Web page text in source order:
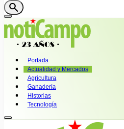
search
Portada
Actualidad y Mercados
Agricultura
Ganadería
Historias
Tecnología